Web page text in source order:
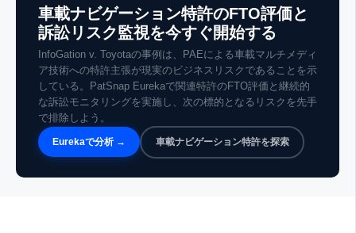
車載ナビゲーション特許のFTO評価と
訴訟リスク監視を今すぐ開始する
InfoGation v. Toyotaの事例は、PAEによる車載マルチメディ
ア技術への特許主張が現実のビジネスリスクであることを示
している。PatSnap Eurekaで関連特許のFTO評価と継続的
な訴訟モニタリングを実施し、次の標的となるリスクを先手
で排除しよう。
Eurekaで分析 → 車載ナビゲーション特許を探索